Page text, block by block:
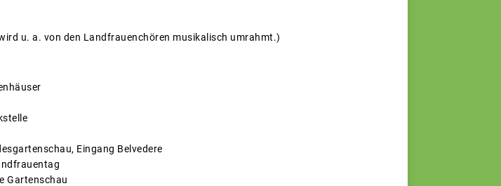
u. a. von den Landfrauenchören musikalisch umrahmt.)
Eingang Belvedere
Gartenschau